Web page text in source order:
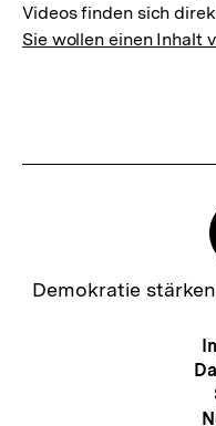
Videos finden sich
Sie wollen einen Inhalt
Zur
Demokratie